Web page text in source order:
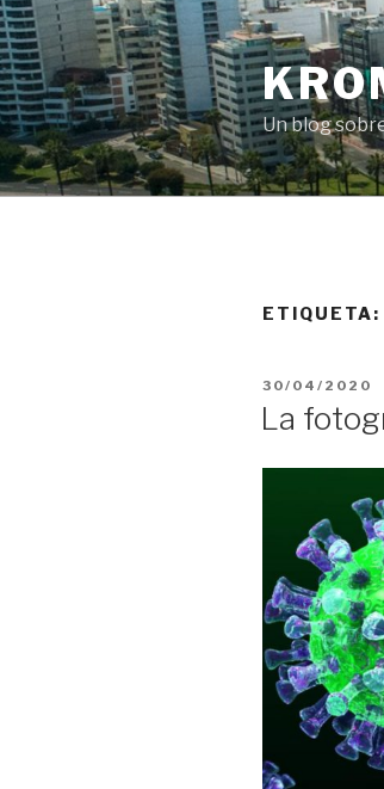
Saltar
al
contenido
Un blog
ETIQUETA:
PUBLICADO
30/04/2020
La